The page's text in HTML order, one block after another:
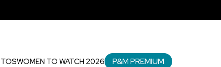
WOMEN TO WATCH 2026 P&M PREMIUM